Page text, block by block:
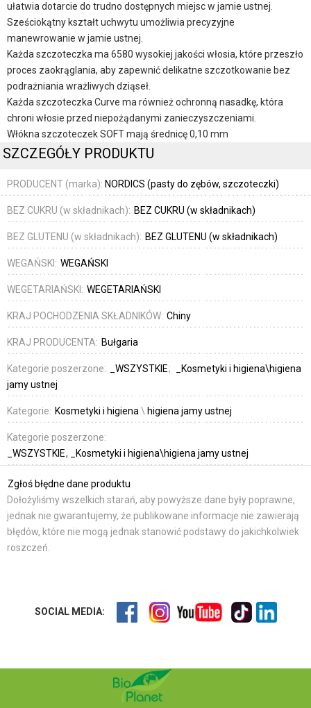
ułatwia dotarcie do trudno dostępnych miejsc w jamie ustnej.
Sześciokątny kształt uchwytu umożliwia precyzyjne
manewrowanie w jamie ustnej.
Każda szczoteczka ma 6580 wysokiej jakości włosia, które przeszło
proces zaokrąglania, aby zapewnić delikatne szczotkowanie bez
podrażniania wrażliwych dziąseł.
Każda szczoteczka Curve ma również ochronną nasadkę, która
chroni włosie przed niepożądanymi zanieczyszczeniami.
Włókna szczoteczek SOFT mają średnicę 0,10 mm
SZCZEGÓŁY PRODUKTU
PRODUCENT (marka): NORDICS (pasty do zębów, szczoteczki)
BEZ CUKRU (w składnikach): BEZ CUKRU (w składnikach)
BEZ GLUTENU (w składnikach): BEZ GLUTENU (w składnikach)
WEGAŃSKI: WEGAŃSKI
WEGETARIAŃSKI: WEGETARIAŃSKI
KRAJ POCHODZENIA SKŁADNIKÓW: Chiny
KRAJ PRODUCENTA: Bułgaria
Kategorie poszerzone: _WSZYSTKIE
_Kosmetyki i higiena\higiena
jamy ustnej
Kategorie: Kosmetyki i higiena \ higiena jamy ustnej
Kategorie poszerzone:
_WSZYSTKIE
_Kosmetyki i higiena\higiena jamy ustnej
Zgłoś błędne dane produktu
Dołożyliśmy wszelkich starań, aby powyższe dane były poprawne,
jednak nie gwarantujemy, że publikowane informacje nie zawierają
błędów, które nie mogą jednak stanowić podstawy do jakichkolwiek
roszczeń.
SOCIAL MEDIA: